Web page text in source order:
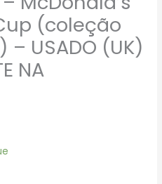
(coleção
USADO (UK)
NA